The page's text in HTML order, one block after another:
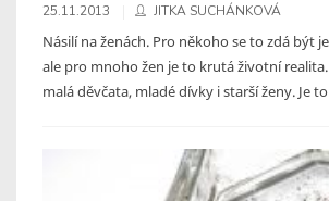
25.11.2013 JITKA SUCHÁNKOVÁ
Násilí na ženách. Pro někoho se to zdá být
ale pro mnoho žen je to krutá životní realita.
malá děvčata, mladé dívky i starší ženy. Je